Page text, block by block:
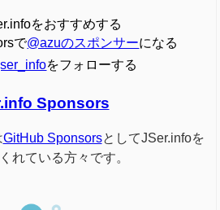
をおすすめする
で@azuのスポンサーになる
をフォローする
Sponsors
GitHub SponsorsとしてJSer.infoを
れている方々です。